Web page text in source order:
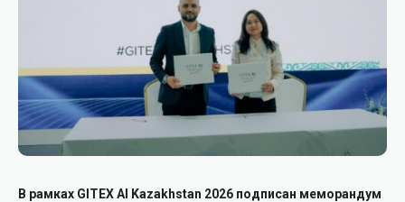
В рамках GITEX AI Kazakhstan 2026 подписан меморандум